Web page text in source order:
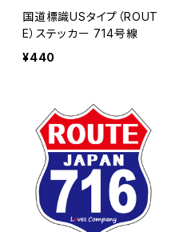
国道標識USタイプ（ROUT
E）ステッカー 714号線
¥440